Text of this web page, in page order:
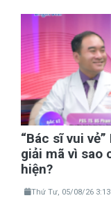
“Bác sĩ vui
giải mã vì sao
hiện?
Thứ Tư, 05/08/26